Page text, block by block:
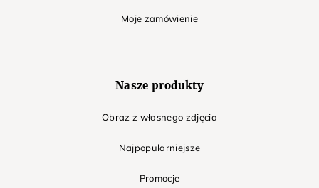
Moje zamówienie
Nasze produkty
Obraz z własnego zdjęcia
Najpopularniejsze
Promocje